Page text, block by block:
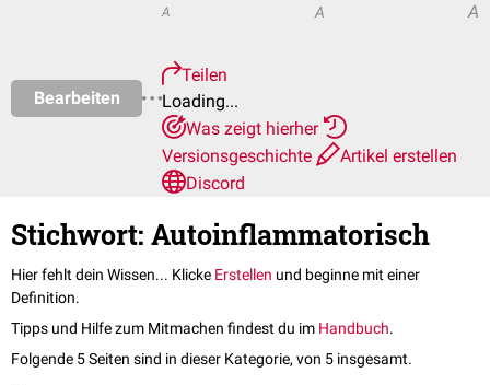
Bearbeiten
A A A
Teilen
Loading...
Was zeigt hierher
Versionsgeschichte
Artikel erstellen
Discord
Stichwort: Autoinflammatorisch
Hier fehlt dein Wissen... Klicke Erstellen und beginne mit einer
Definition.
Tipps und Hilfe zum Mitmachen findest du im Handbuch.
Folgende 5 Seiten sind in dieser Kategorie, von 5 insgesamt.